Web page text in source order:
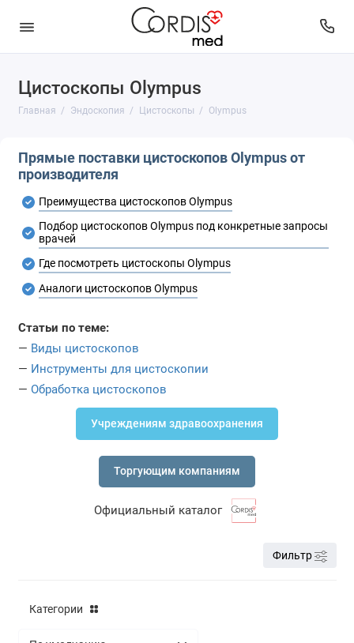
Цистоскопы Olympus
Главная Эндоскопия Цистоскопы Olympus
Бронхоскопы
Гистероскопы
Колоноскопы
Лапароскопы
ЛОР-эндоскопы
Нефроскопы
Резектоскопы
Тележки и контейнеры для эндоскопов
Цистоскопы
Аноскопы
Прямые поставки цистоскопов Olympus от
производителя
Преимущества цистоскопов Olympus
Подбор цистоскопов Olympus под конкретные запросы
врачей
Где посмотреть цистоскопы Olympus
Аналоги цистоскопов Olympus
Статьи по теме:
— Виды цистоскопов
— Инструменты для цистоскопии
— Обработка цистоскопов
Учреждениям здравоохранения
Торгующим компаниям
Официальный каталог
Фильтр
Категории